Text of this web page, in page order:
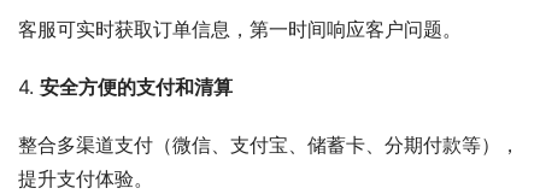
客服可实时获取订单信息，第一时间响应客户问题。
4. 安全方便的支付和清算
整合多渠道支付（微信、支付宝、储蓄卡、分期付款等），
提升支付体验。